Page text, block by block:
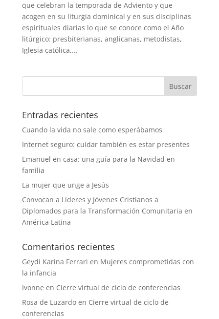
que celebran la temporada de Adviento y que
acogen en su liturgia dominical y en sus disciplinas
espirituales diarias lo que se conoce como el Año
litúrgico: presbiterianas, anglicanas, metodistas,
Iglesia católica,...
Entradas recientes
Cuando la vida no sale como esperábamos
Internet seguro: cuidar también es estar presentes
Emanuel en casa: una guía para la Navidad en
familia
La mujer que unge a Jesús
Convocan a Líderes y Jóvenes Cristianos a
Diplomados para la Transformación Comunitaria en
América Latina
Comentarios recientes
Geydi Karina Ferrari en Mujeres comprometidas con
la infancia
Ivonne en Cierre virtual de ciclo de conferencias
Rosa de Luzardoen Cierre virtual de ciclo de
conferencias